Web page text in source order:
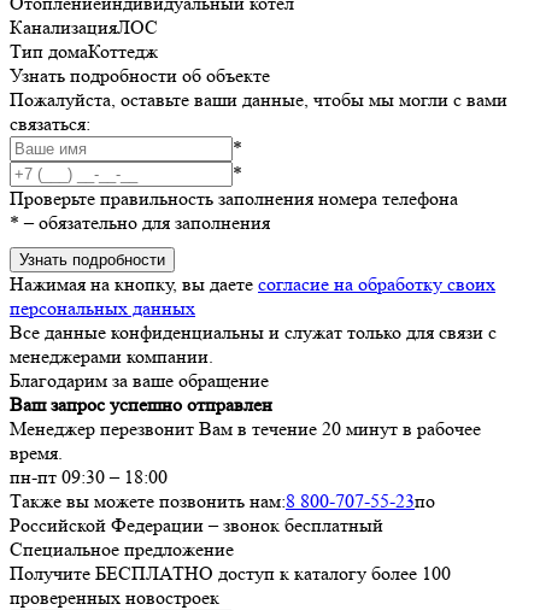
КанализацияЛОС
Тип домаКоттедж
Узнать подробности об объекте
Пожалуйста, оставьте ваши данные, чтобы мы могли с вами
связаться:
*
*
Проверьте правильность заполнения номера телефона
* – обязательно для заполнения
Узнать подробности
Нажимая на кнопку, вы даете согласие на обработку своих
персональных данных
Все данные конфиденциальны и служат только для связи с
менеджерами компании.
Благодарим за ваше обращение
Ваш запрос успешно отправлен
Менеджер перезвонит Вам в течение 20 минут в рабочее
время.
пн-пт 09:30 – 18:00
Также вы можете позвонить нам:8 800-707-55-23по
Российской Федерации – звонок бесплатный
Специальное предложение
Получите БЕСПЛАТНО доступ к каталогу более 100
проверенных новостроек